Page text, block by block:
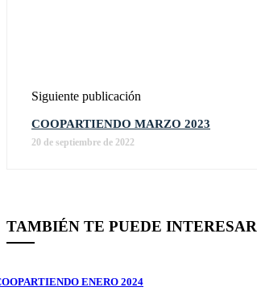
Siguiente publicación
COOPARTIENDO MARZO 2023
20 de septiembre de 2022
TAMBIÉN TE PUEDE INTERESAR
ENERO 2024